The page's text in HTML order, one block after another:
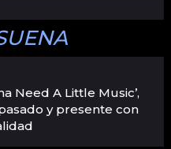
Need A Little Music’,
y presente con